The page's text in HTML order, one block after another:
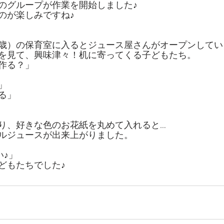
グループが作業を開始しました♪
が楽しみですね♪
）の保育室に入るとジュース屋さんがオープンして
見て、興味津々！机に寄ってくる子どもたち。
る？」
」
、好きな色のお花紙を丸めて入れると…
ジュースが出来上がりました。
」
もたちでした♪